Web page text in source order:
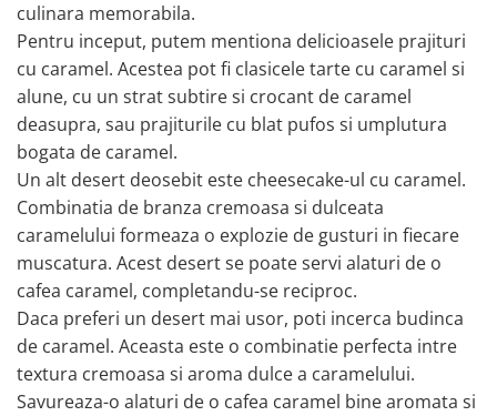
culinara memorabila.
Pentru inceput, putem mentiona delicioasele prajituri
cu caramel. Acestea pot fi clasicele tarte cu caramel si
alune, cu un strat subtire si crocant de caramel
deasupra, sau prajiturile cu blat pufos si umplutura
bogata de caramel.
Un alt desert deosebit este cheesecake-ul cu caramel.
Combinatia de branza cremoasa si dulceata
caramelului formeaza o explozie de gusturi in fiecare
muscatura. Acest desert se poate servi alaturi de o
cafea caramel, completandu-se reciproc.
Daca preferi un desert mai usor, poti incerca budinca
de caramel. Aceasta este o combinatie perfecta intre
textura cremoasa si aroma dulce a caramelului.
Savureaza-o alaturi de o cafea caramel bine aromata si